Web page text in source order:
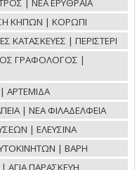
| ΝΕΑ ΕΡΥΘΡΑΙΑ
ΚΗΠΩΝ | ΚΟΡΩΠΙ
ΚΑΤΑΣΚΕΥΕΣ | ΠΕΡΙΣΤΕΡΙ
ΓΡΑΦΟΛΟΓΟΣ |
ΑΡΤΕΜΙΔΑ
| ΝΕΑ ΦΙΛΑΔΕΛΦΕΙΑ
| ΕΛΕΥΣΙΝΑ
| ΒΑΡΗ
ΠΑΡΑΣΚΕΥΗ